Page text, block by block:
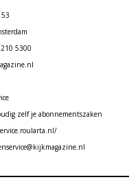
5300
zelf je abonnementszaken